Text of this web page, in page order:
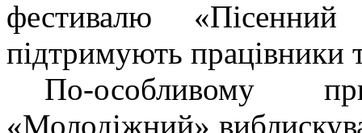
фестивалю
підтримують працівники
По-особливому
«Молодіжний»